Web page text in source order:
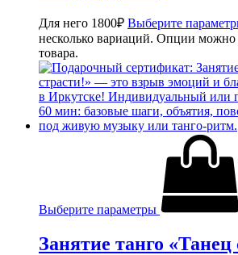
Для него 1800₽ Выберите
несколько вариаций. Опции можно
товара.
Выберите параметры
Занятие танго «Танец